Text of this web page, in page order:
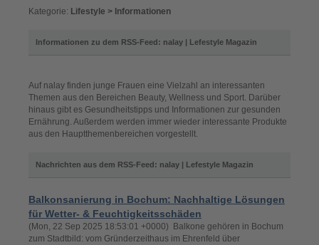
Kategorie: Lifestyle > Informationen
Informationen zu dem RSS-Feed: nalay | Lefestyle Magazin
Auf nalay finden junge Frauen eine Vielzahl an interessanten
Themen aus den Bereichen Beauty, Wellness und Sport. Darüber
hinaus gibt es Gesundheitstipps und Informationen zur gesunden
Ernährung. Außerdem werden immer wieder interessante Produkte
aus den Hauptthemenbereichen vorgestellt.
Nachrichten aus dem RSS-Feed: nalay | Lefestyle Magazin
Balkonsanierung in Bochum: Nachhaltige Lösungen
für Wetter- & Feuchtigkeitsschäden
(Mon, 22 Sep 2025 18:53:01 +0000) Balkone gehören in Bochum
zum Stadtbild: vom Gründerzeithaus im Ehrenfeld über